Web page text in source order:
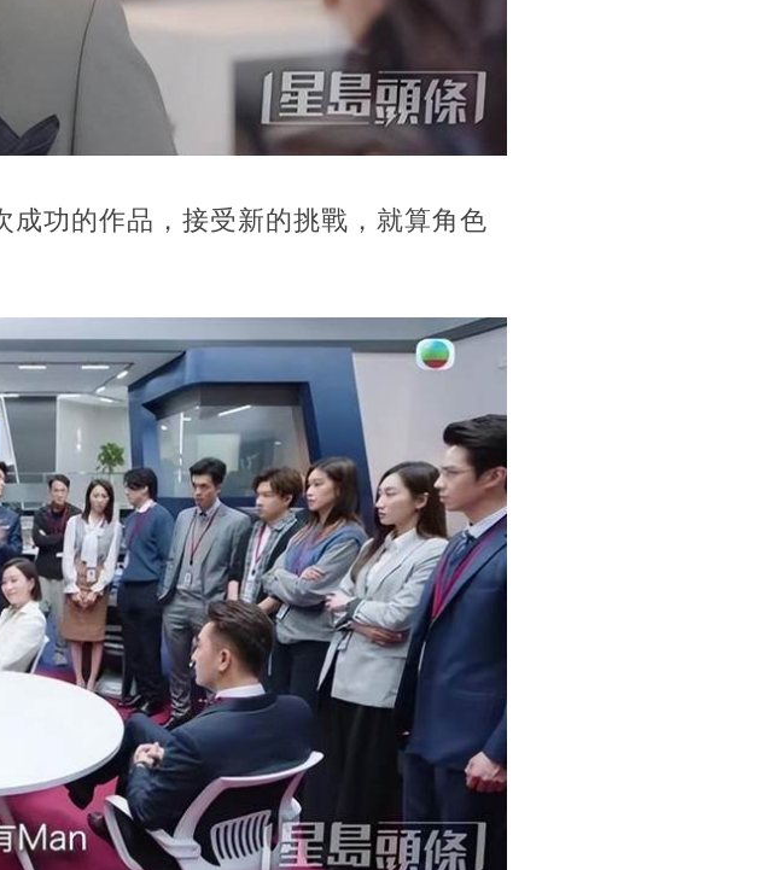
功的作品，接受新的挑戰，就算角色